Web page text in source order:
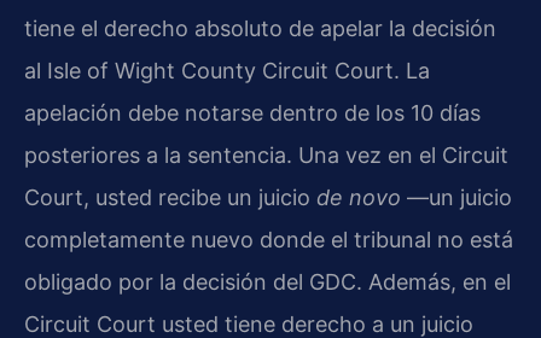
tiene el derecho absoluto de apelar la decisión
al Isle of Wight County Circuit Court. La
apelación debe notarse dentro de los 10 días
posteriores a la sentencia. Una vez en el Circuit
Court, usted recibe un juicio de novo —un juicio
completamente nuevo donde el tribunal no está
obligado por la decisión del GDC. Además, en el
Circuit Court usted tiene derecho a un juicio